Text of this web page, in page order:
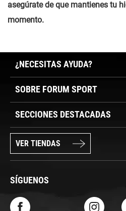
asegúrate de que mantienes tu
momento.
¿NECESITAS AYUDA?
SOBRE FORUM SPORT
SECCIONES DESTACADAS
VER TIENDAS
SÍGUENOS